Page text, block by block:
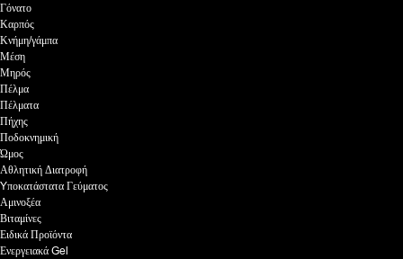
Γόνατο
Καρπός
Κνήμη/γάμπα
Μέση
Μηρός
Πέλμα
Πέλματα
Πήχης
Ποδοκνημική
Ώμος
Αθλητική Διατροφή
Yποκατάστατα Γεύματος
Αμινοξέα
Βιταμίνες
Ειδικά Προϊόντα
Ενεργειακά Gel